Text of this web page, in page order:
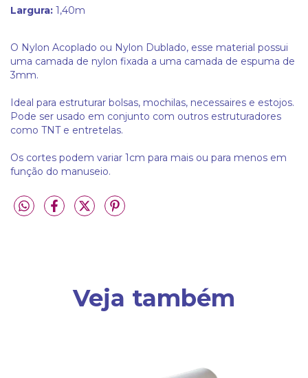
Largura: 1,40m
O Nylon Acoplado ou Nylon Dublado, esse material possui
uma camada de nylon fixada a uma camada de espuma de
3mm.
Ideal para estruturar bolsas, mochilas, necessaires e estojos.
Pode ser usado em conjunto com outros estruturadores
como TNT e entretelas.
Os cortes podem variar 1cm para mais ou para menos em
função do manuseio.
Veja também